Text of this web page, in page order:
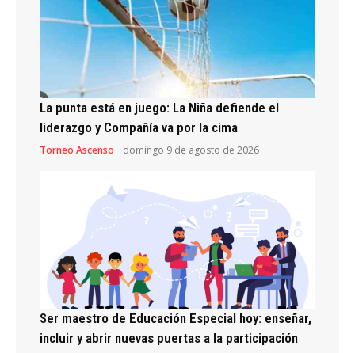
La punta está en juego: La Niña defiende el
liderazgo y Compañía va por la cima
Torneo Ascenso domingo 9 de agosto de 2026
Ser maestro de Educación Especial hoy: enseñar,
incluir y abrir nuevas puertas a la participación